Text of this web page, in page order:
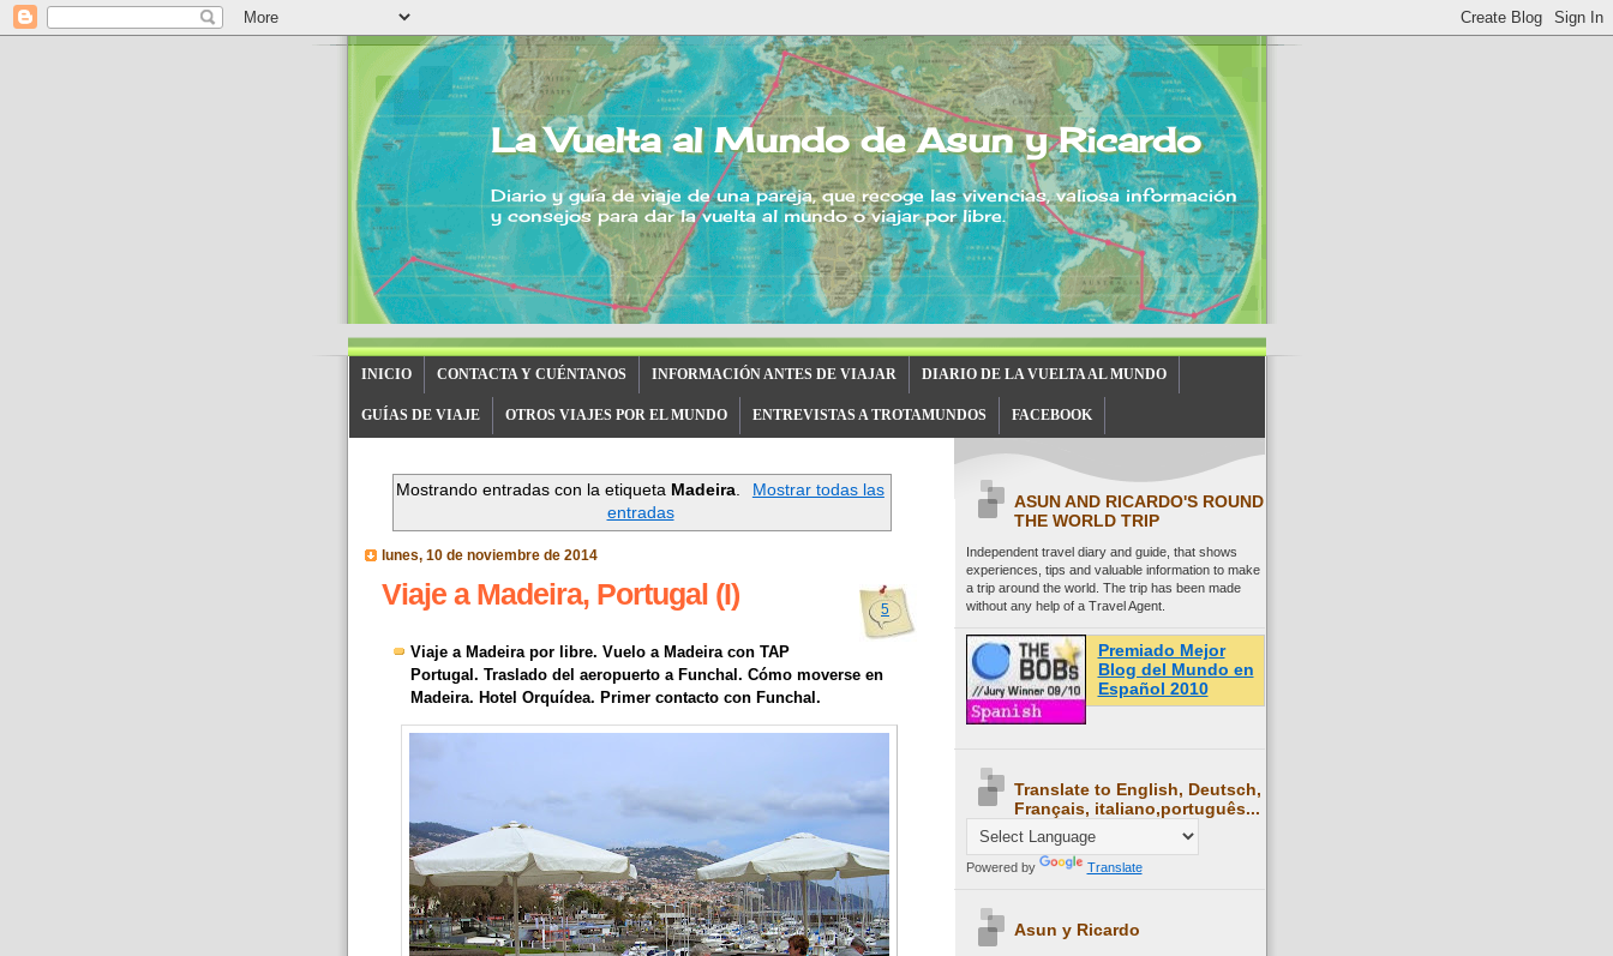
La Vuelta al Mundo de Asun y Ricardo
Diario y guía de viaje de una pareja, que recoge las vivencias, valiosa información
y consejos para dar la vuelta al mundo o viajar por libre.
INICIO CONTACTA Y CUÉNTANOS INFORMACIÓN ANTES DE VIAJAR DIARIO DE LA VUELTA AL MUNDO
GUÍAS DE VIAJE OTROS VIAJES POR EL MUNDO ENTREVISTAS A TROTAMUNDOS FACEBOOK
Mostrando entradas con la etiqueta Madeira
Mostrar todas las
entradas
lunes, 10 de noviembre de 2014
5
Viaje a Madeira, Portugal (I)
Viaje a Madeira por libre. Vuelo a Madeira con TAP
Portugal. Traslado del aeropuerto a Funchal. Cómo moverse en
Madeira. Hotel Orquídea. Primer contacto con Funchal.
ASUN AND RICARDO'S ROUND
THE WORLD TRIP
Independent travel diary and guide, that shows
experiences, tips and valuable information to make
a trip around the world. The trip has been made
without any help of a Travel Agent.
Premiado Mejor
Blog del Mundo en
Español 2010
Translate to English, Deutsch,
Français, italiano,português...
Powered by Translate
Asun y Ricardo